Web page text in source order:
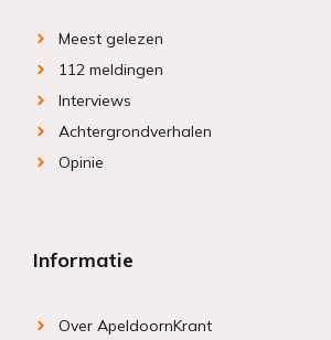
Meest gelezen
112 meldingen
Interviews
Achtergrondverhalen
Opinie
Informatie
Over ApeldoornKrant